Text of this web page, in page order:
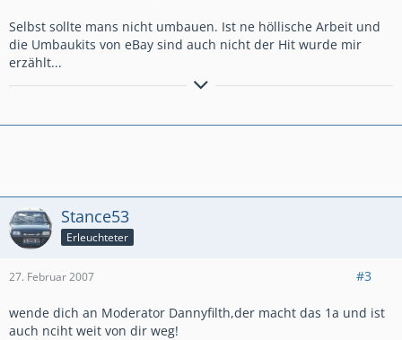
Selbst sollte mans nicht umbauen. Ist ne höllische Arbeit und
die Umbaukits von eBay sind auch nicht der Hit wurde mir
erzählt...
[blink]*headbang*THE GREAT ONE THING THAT NEVER STOP, IS
Stance53
Erleuchteter
27. Februar 2007 #3
wende dich an Moderator Dannyfilth,der macht das 1a und ist
auch nciht weit von dir weg!